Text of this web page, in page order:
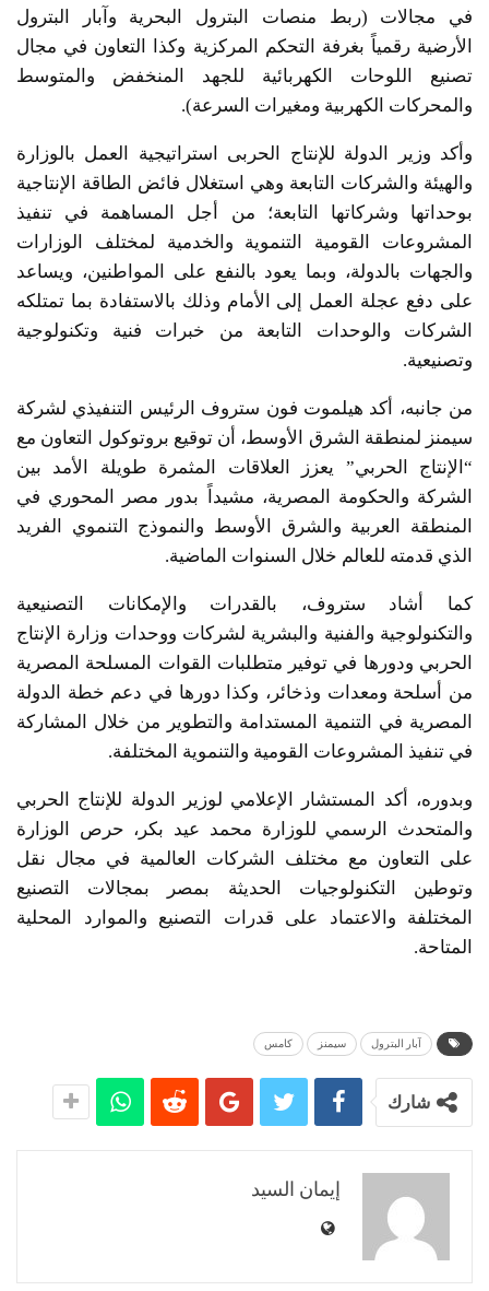
في مجالات (ربط منصات البترول البحرية وآبار البترول
الأرضية رقمياً بغرفة التحكم المركزية وكذا التعاون في مجال
تصنيع اللوحات الكهربائية للجهد المنخفض والمتوسط
والمحركات الكهربية ومغيرات السرعة).
وأكد وزير الدولة للإنتاج الحربى استراتيجية العمل بالوزارة
والهيئة والشركات التابعة وهي استغلال فائض الطاقة الإنتاجية
بوحداتها وشركاتها التابعة؛ من أجل المساهمة في تنفيذ
المشروعات القومية التنموية والخدمية لمختلف الوزارات
والجهات بالدولة، وبما يعود بالنفع على المواطنين، ويساعد
على دفع عجلة العمل إلى الأمام وذلك بالاستفادة بما تمتلكه
الشركات والوحدات التابعة من خبرات فنية وتكنولوجية
وتصنيعية.
من جانبه، أكد هيلموت فون ستروف الرئيس التنفيذي لشركة
سيمنز لمنطقة الشرق الأوسط، أن توقيع بروتوكول التعاون مع
“الإنتاج الحربي” يعزز العلاقات المثمرة طويلة الأمد بين
الشركة والحكومة المصرية، مشيداً بدور مصر المحوري في
المنطقة العربية والشرق الأوسط والنموذج التنموي الفريد
الذي قدمته للعالم خلال السنوات الماضية.
كما أشاد ستروف، بالقدرات والإمكانات التصنيعية
والتكنولوجية والفنية والبشرية لشركات ووحدات وزارة الإنتاج
الحربي ودورها في توفير متطلبات القوات المسلحة المصرية
من أسلحة ومعدات وذخائر، وكذا دورها في دعم خطة الدولة
المصرية في التنمية المستدامة والتطوير من خلال المشاركة
في تنفيذ المشروعات القومية والتنموية المختلفة.
وبدوره، أكد المستشار الإعلامي لوزير الدولة للإنتاج الحربي
والمتحدث الرسمي للوزارة محمد عيد بكر، حرص الوزارة
على التعاون مع مختلف الشركات العالمية في مجال نقل
وتوطين التكنولوجيات الحديثة بمصر بمجالات التصنيع
المختلفة والاعتماد على قدرات التصنيع والموارد المحلية
المتاحة.
آبار البترول سيمنز كامس
شارك
إيمان السيد